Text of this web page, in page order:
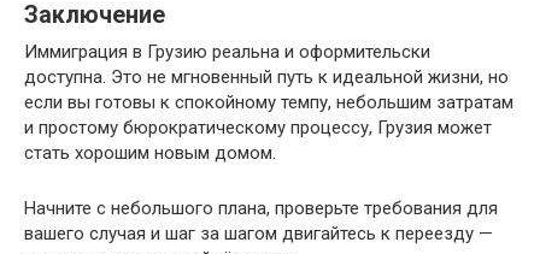
Заключение
Иммиграция в Грузию реальна и оформительски
доступна. Это не мгновенный путь к идеальной жизни, но
если вы готовы к спокойному темпу, небольшим затратам
и простому бюрократическому процессу, Грузия может
стать хорошим новым домом.
Начните с небольшого плана, проверьте требования для
вашего случая и шаг за шагом двигайтесь к переезду —